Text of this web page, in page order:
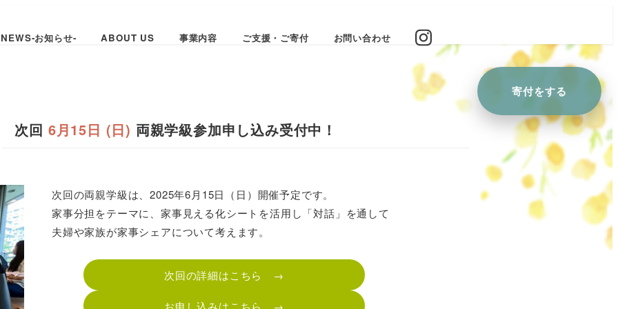
NEWS-お知らせ- ABOUT US 事業内容 ご支援・ご寄付 お問い合わせ
次回 6月15日 (日) 両親学級参加申し込み受付中！
次回の両親学級は、2025年6月15日（日）開催予定です。
家事分担をテーマに、家事見える化シートを活用し「対話」を通して
夫婦や家族が家事シェアについて考えます。
次回の詳細はこちら →
お申し込みはこちら →
寄付をする